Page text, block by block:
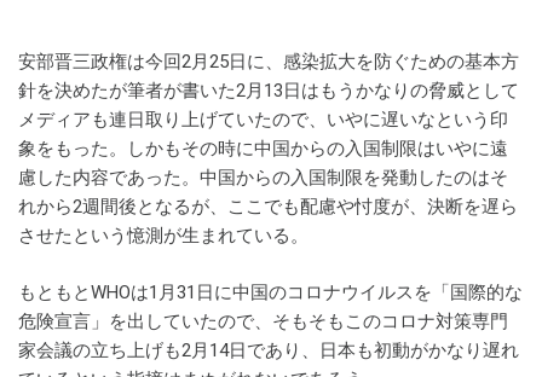
安部晋三政権は今回2月25日に、感染拡大を防ぐための基本方
針を決めたが筆者が書いた2月13日はもうかなりの脅威として
メディアも連日取り上げていたので、いやに遅いなという印
象をもった。しかもその時に中国からの入国制限はいやに遠
慮した内容であった。中国からの入国制限を発動したのはそ
れから2週間後となるが、ここでも配慮や忖度が、決断を遅ら
させたという憶測が生まれている。
もともとWHOは1月31日に中国のコロナウイルスを「国際的な
危険宣言」を出していたので、そもそもこのコロナ対策専門
家会議の立ち上げも2月14日であり、日本も初動がかなり遅れ